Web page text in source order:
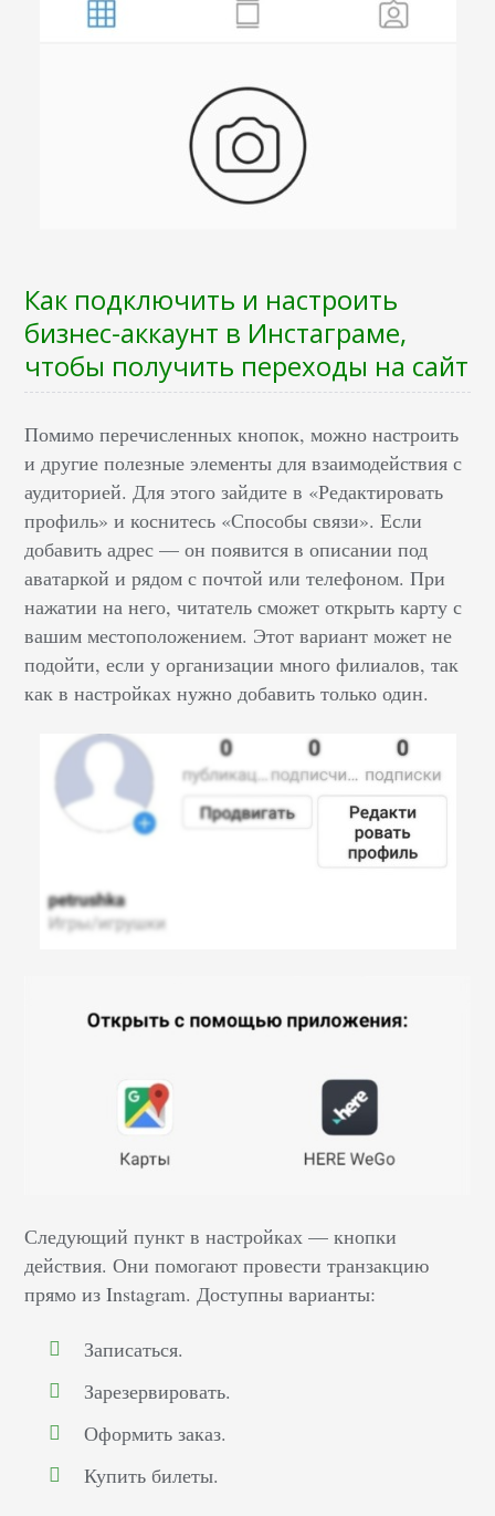
Как подключить и настроить
бизнес-аккаунт в Инстаграме,
чтобы получить переходы на сайт
Помимо перечисленных кнопок, можно настроить
и другие полезные элементы для взаимодействия с
аудиторией. Для этого зайдите в «Редактировать
профиль» и коснитесь «Способы связи». Если
добавить адрес –– он появится в описании под
аватаркой и рядом с почтой или телефоном. При
нажатии на него, читатель сможет открыть карту с
вашим местоположением. Этот вариант может не
подойти, если у организации много филиалов, так
как в настройках нужно добавить только один.
Следующий пункт в настройках –– кнопки
действия. Они помогают провести транзакцию
прямо из Instagram. Доступны варианты:
Записаться.
Зарезервировать.
Оформить заказ.
Купить билеты.